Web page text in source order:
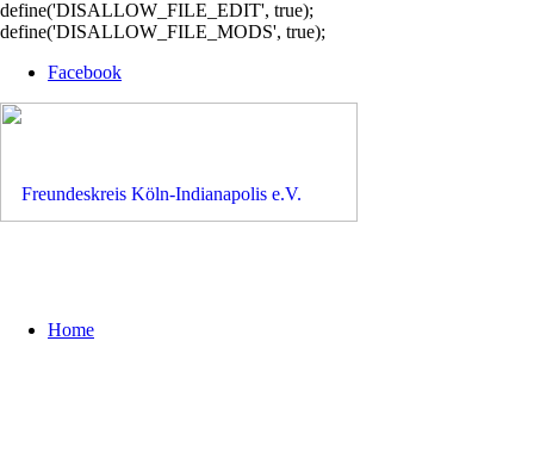
define('DISALLOW_FILE_EDIT', true);
define('DISALLOW_FILE_MODS', true);
Facebook
Home